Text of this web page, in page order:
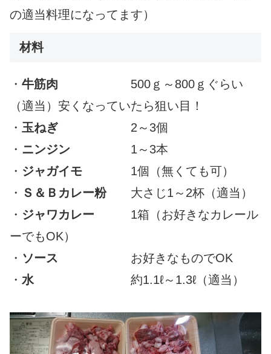
の適当料理になってます）
材料
・ 牛筋肉 500ｇ～800ｇぐらい
（適当）安くなっていたら狙い目！
・ 玉ねぎ
2～3個
・ ニンジン 1～3本
・ ジャガイモ 1個（無くても可）
・ Ｓ＆Ｂカレー粉 大さじ1～2杯（適当）
・ ジャワカレー 1箱（お好きなカレール
ーでもOK）
・ ソース お好きなものでOK
・ 水約1.1ℓ～1.3ℓ（適当）